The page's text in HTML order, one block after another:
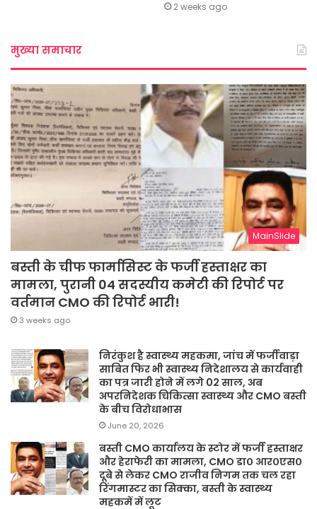
2 weeks ago
मुख्या समाचार
MainSlide
बस्ती के चीफ फार्मासिस्ट के फर्जी हस्ताक्षर का
मामला, पुरानी 04 सदस्यीय कमेटी की रिपोर्ट पर
वर्तमान CMO की रिपोर्ट भारी!
3 weeks ago
निरंकुश है स्वास्थ्य महकमा, जांच में फर्जीवाड़ा
साबित फिर भी स्वास्थ्य निदेशालय से कार्यवाही
का पत्र जारी होने में लगे 02 साल, अब
अपरनिदेशक चिकित्सा स्वास्थ्य और CMO बस्ती
के बीच विरोधाभास
June 20, 2026
बस्ती CMO कार्यालय के स्टोर में फर्जी हस्ताक्षर
और हेराफेरी का मामला, CMO डा० आर०एस०
दूबे से लेकर CMO राजीव निगम तक चल रहा
रिंगमास्टर का सिक्का, बस्ती के स्वास्थ्य
महकमें में लूट